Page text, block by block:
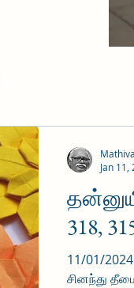
318,
11/01/
சினந்து
Jan 11,